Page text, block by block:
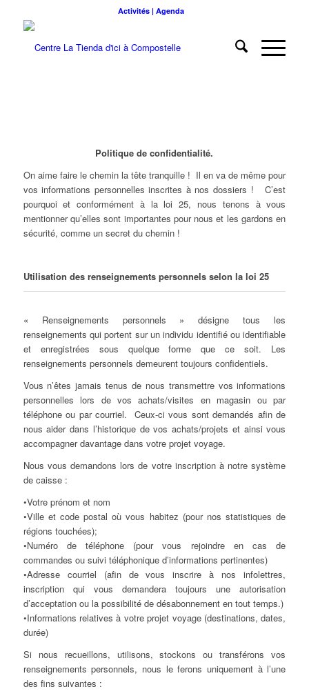
Activités | Agenda
Politique de confidentialité.
On aime faire le chemin la tête tranquille ! Il en va de même pour
vos informations personnelles inscrites à nos dossiers ! C’est
pourquoi et conformément à la loi 25, nous tenons à vous
mentionner qu’elles sont importantes pour nous et les gardons en
sécurité, comme un secret du chemin !
Utilisation des renseignements personnels selon la loi 25
« Renseignements personnels » désigne tous les
renseignements qui portent sur un individu identifié ou identifiable
et enregistrées sous quelque forme que ce soit. Les
renseignements personnels demeurent toujours confidentiels.
Vous n’êtes jamais tenus de nous transmettre vos informations
personnelles lors de vos achats/visites en magasin ou par
téléphone ou par courriel. Ceux-ci vous sont demandés afin de
nous aider dans l’historique de vos achats/projets et ainsi vous
accompagner davantage dans votre projet voyage.
Nous vous demandons lors de votre inscription à notre système
de caisse :
•Votre prénom et nom
•Ville et code postal où vous habitez (pour nos statistiques de
régions touchées);
•Numéro de téléphone (pour vous rejoindre en cas de
commandes ou suivi téléphonique d’informations pertinentes)
•Adresse courriel (afin de vous inscrire à nos infolettres,
inscription qui vous demandera toujours une autorisation
d’acceptation ou la possibilité de désabonnement en tout temps.)
•Informations relatives à votre projet voyage (destinations, dates,
durée)
Si nous recueillons, utilisons, stockons ou transférons vos
renseignements personnels, nous le ferons uniquement à l’une
des fins suivantes :